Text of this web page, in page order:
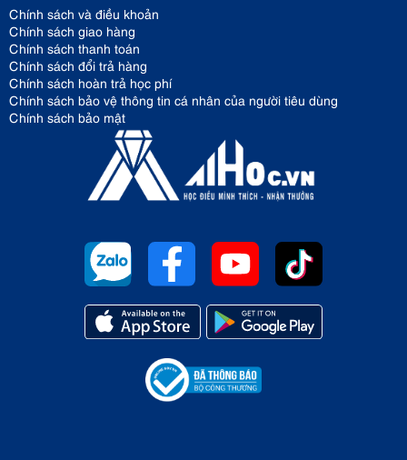
Chính sách và điều khoản
Chính sách giao hàng
Chính sách thanh toán
Chính sách đổi trả hàng
Chính sách hoàn trả học phí
Chính sách bảo vệ thông tin cá nhân của người tiêu dùng
Chính sách bảo mật